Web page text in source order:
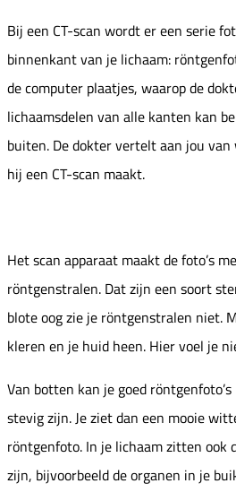
Bij een CT-scan wordt er een serie
binnenkant van je lichaam:
de computer plaatjes, waarop de
lichaamsdelen van alle kanten kan
buiten. De dokter vertelt aan jou
hij een CT-scan maakt.
Het scan apparaat maakt de foto’s
röntgenstralen. Dat zijn een soort
blote oog zie je röntgenstralen niet.
kleren en je huid heen. Hier voel je
Van botten kan je goed
stevig zijn. Je ziet dan een mooie
röntgenfoto. In je lichaam zitten ook
zijn, bijvoorbeeld de organen in je